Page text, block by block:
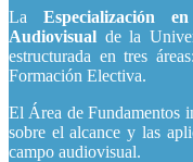
La Especialización
Audiovisual de la
estructurada en tres
Formación Electiva.
El Área de Fundamentos
sobre el alcance y las
campo audiovisual.